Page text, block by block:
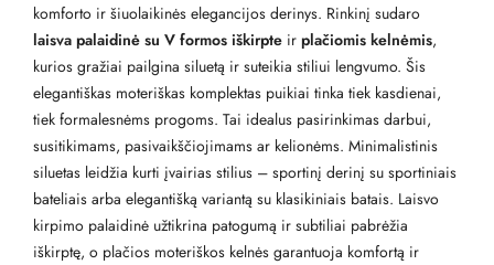
komforto ir šiuolaikinės elegancijos derinys. Rinkinį sudaro
laisva palaidinė su V formos iškirpte ir plačiomis kelnėmis,
kurios gražiai pailgina siluetą ir suteikia stiliui lengvumo. Šis
elegantiškas moteriškas komplektas puikiai tinka tiek kasdienai,
tiek formalesnėms progoms. Tai idealus pasirinkimas darbui,
susitikimams, pasivaikščiojimams ar kelionėms. Minimalistinis
siluetas leidžia kurti įvairias stilius – sportinį derinį su sportiniais
bateliais arba elegantišką variantą su klasikiniais batais. Laisvo
kirpimo palaidinė užtikrina patogumą ir subtiliai pabrėžia
iškirptę, o plačios moteriškos kelnės garantuoja komfortą ir